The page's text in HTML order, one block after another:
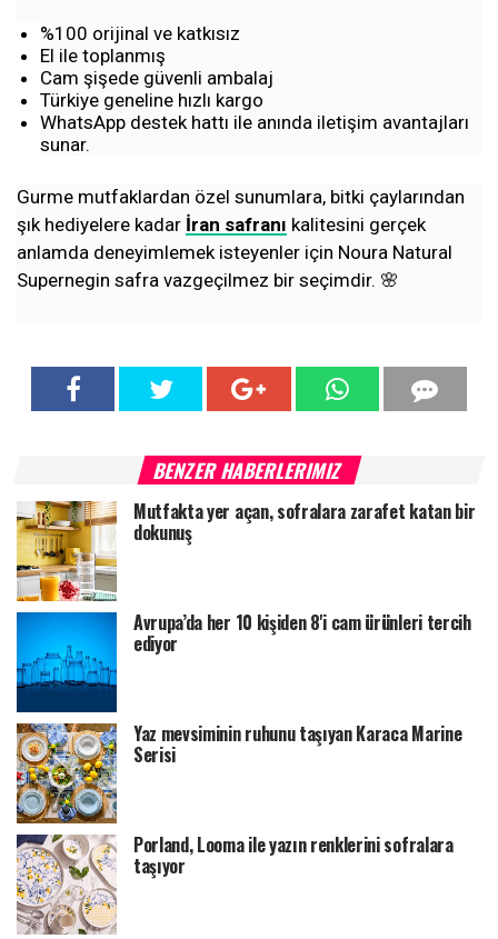
%100 orijinal ve katkısız
El ile toplanmış
Cam şişede güvenli ambalaj
Türkiye geneline hızlı kargo
WhatsApp destek hattı ile anında iletişim avantajları
sunar.
Gurme mutfaklardan özel sunumlara, bitki çaylarından
şık hediyelere kadar İran safranı kalitesini gerçek
anlamda deneyimlemek isteyenler için Noura Natural
Supernegin safra vazgeçilmez bir seçimdir. 🌸
BENZER HABERLERIMIZ
Mutfakta yer açan, sofralara zarafet katan bir
dokunuş
Avrupa’da her 10 kişiden 8'i cam ürünleri tercih
ediyor
Yaz mevsiminin ruhunu taşıyan Karaca Marine
Serisi
Porland, Looma ile yazın renklerini sofralara
taşıyor